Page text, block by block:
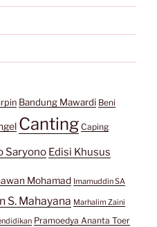
Bandung Mawardi Beni
Canting Caping
Saryono Edisi Khusus
Mohamad Imamuddin SA
S. Mahayana Marhalim Zaini
Pramoedya Ananta Toer